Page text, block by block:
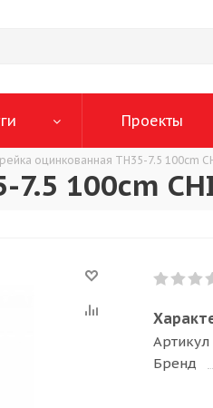
Проекты
оцинкованная TH35-7.5 100cm
100cm
Артикул
Бренд